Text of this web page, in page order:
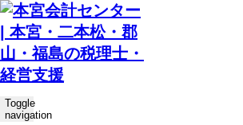
Toggle
navigation
ホーム
過去の記事一覧
2026.4.24